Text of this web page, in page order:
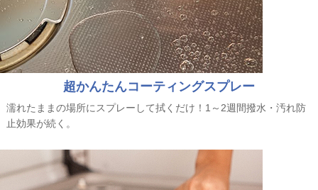
超かんたんコーティングスプレー
濡れたままの場所にスプレーして拭くだけ！1～2週間撥水・汚れ防
止効果が続く。
2026年8月の定休日